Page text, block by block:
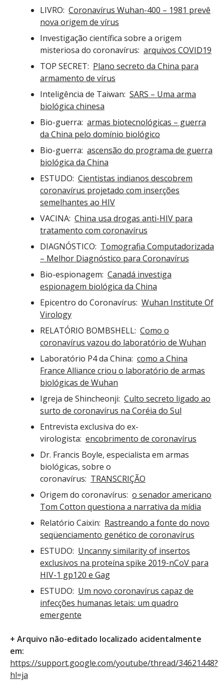
LIVRO: Coronavírus Wuhan-400 – 1981 prevê
nova origem de vírus
Investigação científica sobre a origem
misteriosa do coronavírus: arquivos COVID19
TOP SECRET: Plano secreto da China para
armamento de vírus
Inteligência de Taiwan: SARS – Uma arma
biológica chinesa
Bio-guerra: armas biotecnológicas – guerra
da China pelo domínio biológico
Bio-guerra: ascensão do programa de guerra
biológica da China
ESTUDO: Cientistas indianos descobrem
coronavírus projetado com inserções
semelhantes ao HIV
VACINA: China usa drogas anti-HIV para
tratamento com coronavírus
DIAGNÓSTICO: Tomografia Computadorizada
– Melhor Diagnóstico para Coronavírus
Bio-espionagem: Canadá investiga
espionagem biológica da China
Epicentro do Coronavírus: Wuhan Institute Of
Virology
RELATÓRIO BOMBSHELL: Como o
coronavírus vazou do laboratório de Wuhan
Laboratório P4 da China: como a China
France Alliance criou o laboratório de armas
biológicas de Wuhan
Igreja de Shincheonji: Culto secreto ligado ao
surto de coronavírus na Coréia do Sul
Entrevista exclusiva do ex-
virologista: encobrimento de coronavírus
Dr. Francis Boyle, especialista em armas
biológicas, sobre o
coronavírus: TRANSCRIÇÃO
Origem do coronavírus: o senador americano
Tom Cotton questiona a narrativa da mídia
Relatório Caixin: Rastreando a fonte do novo
seqüenciamento genético de coronavírus
ESTUDO: Uncanny similarity of insertos
exclusivos na proteína spike 2019-nCoV para
HIV-1 gp120 e Gag
ESTUDO: Um novo coronavírus capaz de
infecções humanas letais: um quadro
emergente
+ Arquivo não-editado localizado acidentalmente
em:
https://support.google.com/youtube/thread/34621448?
hl=ja